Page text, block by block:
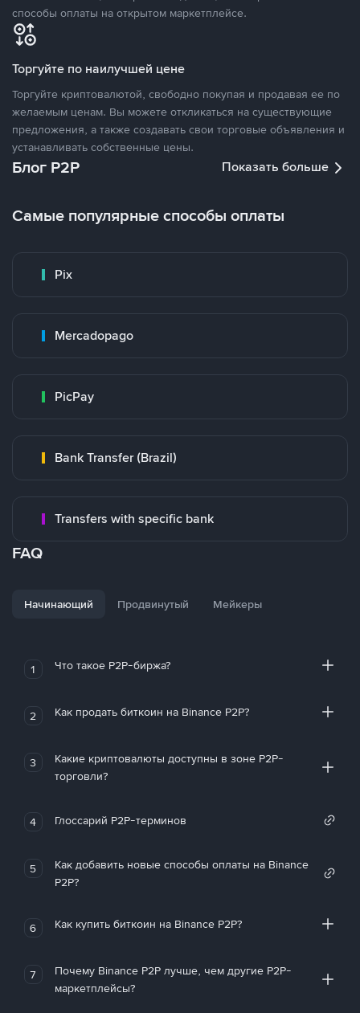
способы оплаты на открытом маркетплейсе.
Торгуйте по наилучшей цене
Торгуйте криптовалютой, свободно покупая и продавая ее по
желаемым ценам. Вы можете откликаться на существующие
предложения, а также создавать свои торговые объявления и
устанавливать собственные цены.
Блог P2P Показать больше
Самые популярные способы оплаты
Pix
Mercadopago
PicPay
Bank Transfer (Brazil)
Transfers with specific bank
FAQ
Начинающий Продвинутый Мейкеры
1 Что такое P2P-биржа?
2 Как продать биткоин на Binance P2P?
3
Какие криптовалюты доступны в зоне P2P-
торговли?
4 Глоссарий P2P-терминов
5
Как добавить новые способы оплаты на Binance
P2P?
6 Как купить биткоин на Binance P2P?
7
Почему Binance P2P лучше, чем другие P2P-
маркетплейсы?